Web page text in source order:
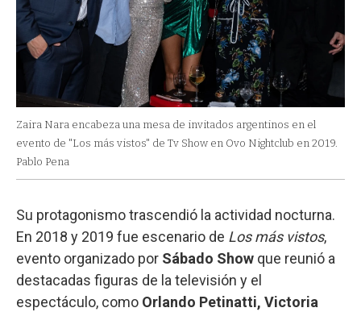
Zaira Nara encabeza una mesa de invitados argentinos en el
evento de "Los más vistos" de Tv Show en Ovo Nightclub en 2019.
Pablo Pena
Su protagonismo trascendió la actividad nocturna.
En 2018 y 2019 fue escenario de Los más vistos,
evento organizado por Sábado Show que reunió a
destacadas figuras de la televisión y el
espectáculo, como Orlando Petinatti, Victoria